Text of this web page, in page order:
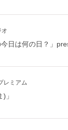
オ
今日は何の日？」
レミアム
」